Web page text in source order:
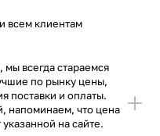
всем клиентам
всегда стараемся
по рынку цены,
поставки и оплаты.
напоминаем, что цена
на сайте.